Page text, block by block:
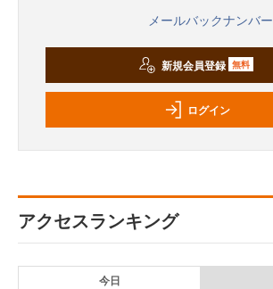
メールバックナンバー
新規会員登録 無料
ログイン
アクセスランキング
今日